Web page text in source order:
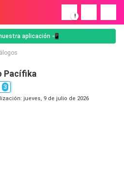
!
aplicación 📲
Pacífika
3
jueves, 9 de julio de 2026